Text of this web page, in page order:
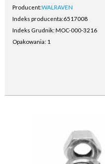
Producent:WALRAVEN
Indeks producenta:6517008
Indeks Grudnik: MOC-000-3216
Opakowania: 1